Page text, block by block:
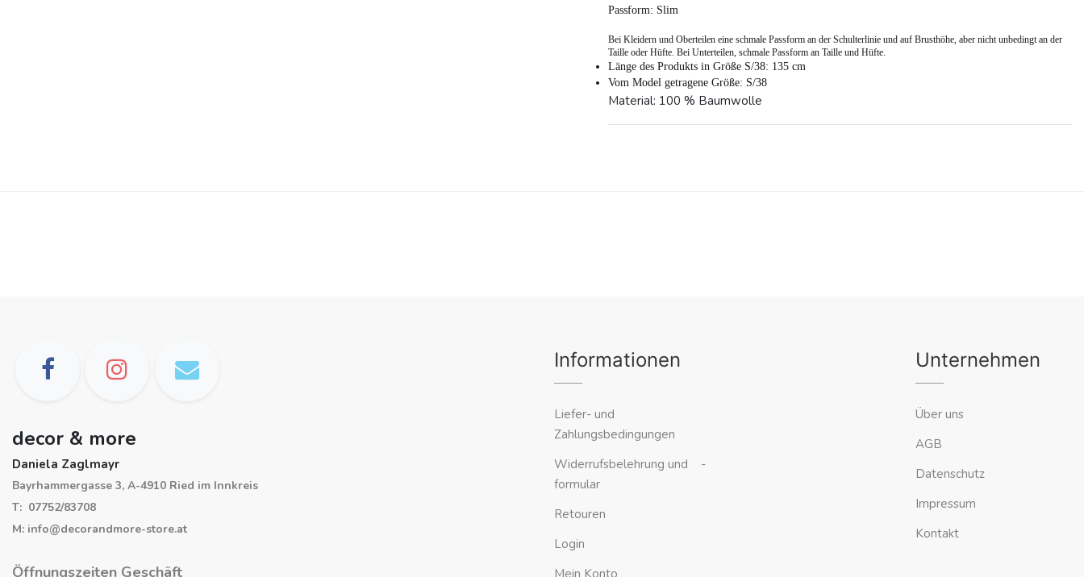
Passform: Slim
Bei Kleidern und Oberteilen eine schmale Passform an der Schulterlinie und auf Brusthöhe, aber nicht unbedingt an der
Taille oder Hüfte. Bei Unterteilen, schmale Passform an Taille und Hüfte.
Länge des Produkts in Größe S/38: 135 cm
Vom Model getragene Größe: S/38
Material: 100 % Baumwolle
decor & more
Daniela Zaglmayr
Bayrhammergasse 3, A-4910 Ried im Innkreis
T: 07752/83708
M: info@decorandmore-store.at
Öffnungszeiten Geschäft
Informationen
Liefer- und
Zahlungsbedingungen
Widerrufsbelehrung und -
formular
Retouren
Login
Unternehmen
Über uns
AGB
Datenschutz
Impressum
Kontakt